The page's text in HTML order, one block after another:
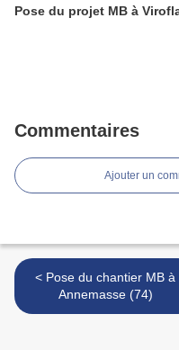
Pose du projet MB à
Commentaires
Ajouter un
< Pose du chantier MB à
Annemasse (74)